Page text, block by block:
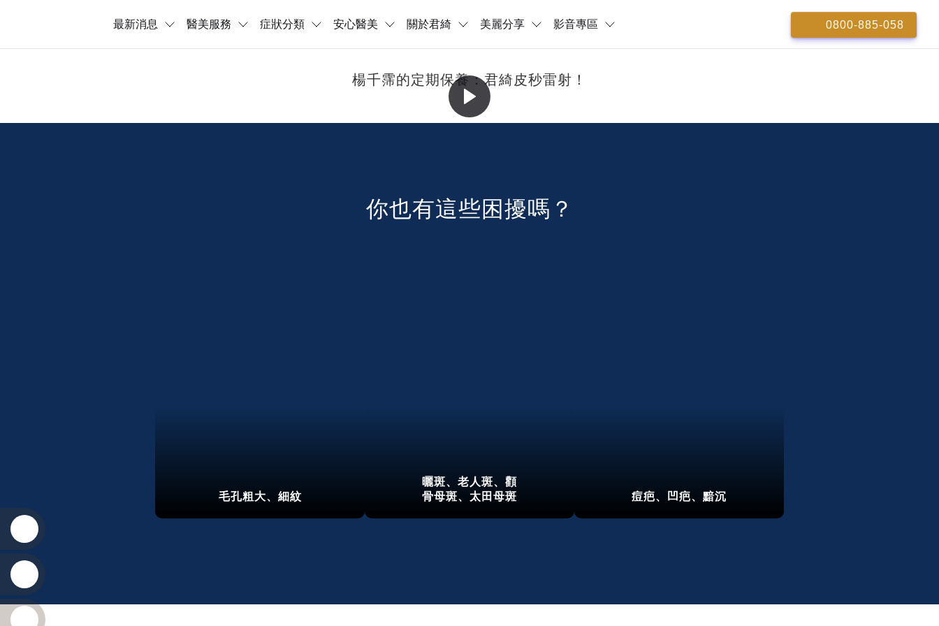
最新消息 醫美服務 症狀分類 安心醫美 關於君綺 美麗分享 影音專區 0800-885-058
楊千霈的定期保養：君綺皮秒雷射！
你也有這些困擾嗎？
毛孔粗大、細紋
曬斑、老人斑、顴
骨母斑、太田母斑
痘疤、凹疤、黯沉